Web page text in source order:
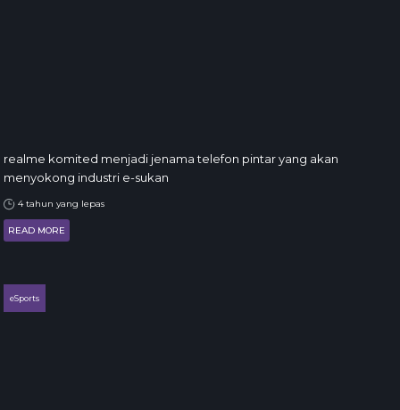
realme komited menjadi jenama telefon pintar yang akan
menyokong industri e-sukan
4 tahun yang lepas
READ MORE
eSports